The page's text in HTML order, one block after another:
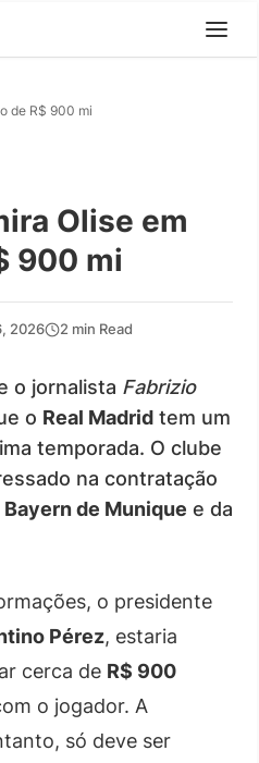
de R$ 900 mi
Olise em
900 mi
2026 2 min Read
o jornalista Fabrizio
o Real Madrid tem um
temporada. O clube
na contratação
Bayern de Munique e da
o presidente
Pérez, estaria
cerca de R$ 900
o jogador. A
só deve ser